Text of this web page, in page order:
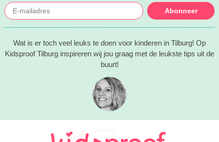
Abonneer
Wat is er toch veel leuks te doen voor kinderen in Tilburg! Op
Kidsproof Tilburg inspireren wij jou graag met de leukste tips uit de
buurt!